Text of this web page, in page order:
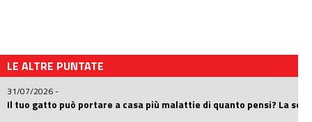
LE ALTRE PUNTATE
31/07/2026-
Il tuo gatto può portare a casa più malattie di quanto pensi? La